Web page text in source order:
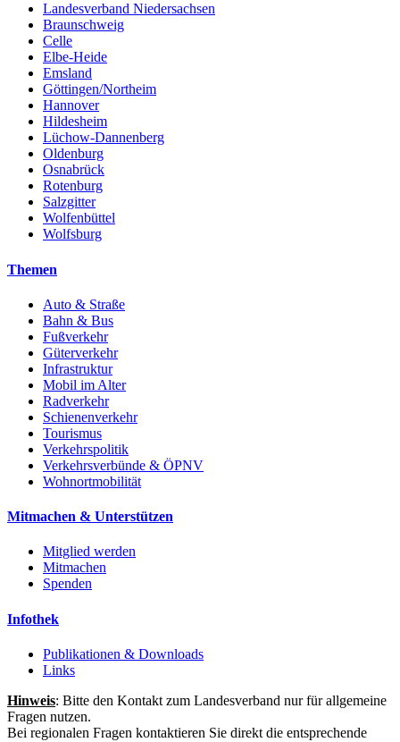
Landesverband Niedersachsen
Braunschweig
Celle
Elbe-Heide
Emsland
Göttingen/Northeim
Hannover
Hildesheim
Lüchow-Dannenberg
Oldenburg
Osnabrück
Rotenburg
Salzgitter
Wolfenbüttel
Wolfsburg
Themen
Auto & Straße
Bahn & Bus
Fußverkehr
Güterverkehr
Infrastruktur
Mobil im Alter
Radverkehr
Schienenverkehr
Tourismus
Verkehrspolitik
Verkehrsverbünde & ÖPNV
Wohnortmobilität
Mitmachen & Unterstützen
Mitglied werden
Mitmachen
Spenden
Infothek
Publikationen & Downloads
Links
Hinweis: Bitte den Kontakt zum Landesverband nur für allgemeine
Fragen nutzen.
Bei regionalen Fragen kontaktieren Sie direkt die entsprechende